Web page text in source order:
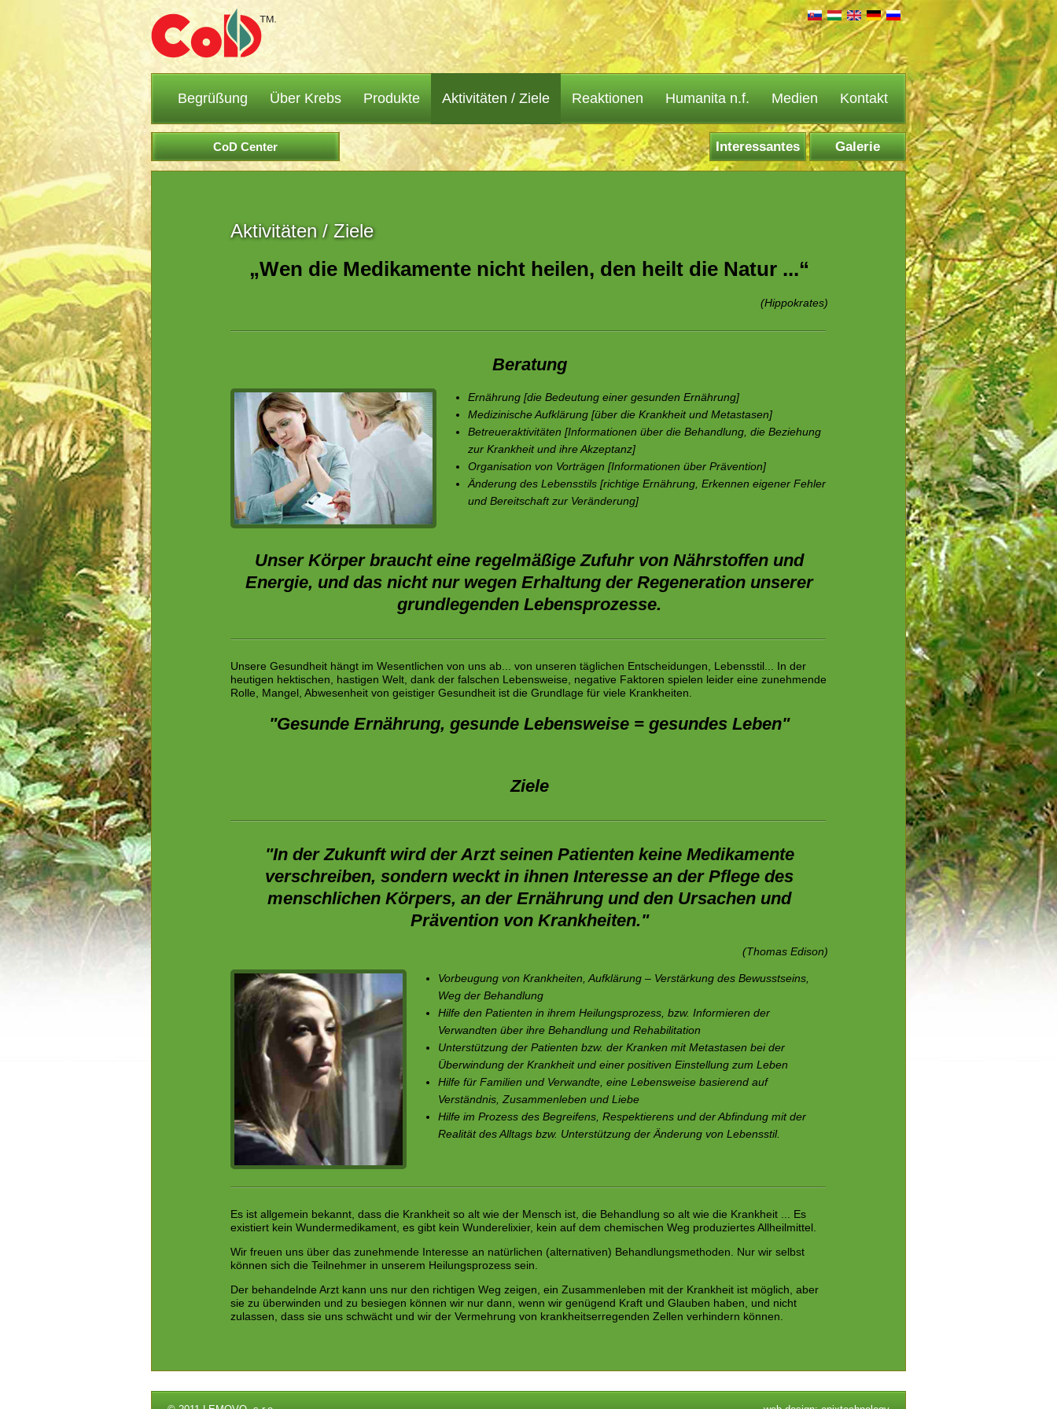
CoD Center Galerie
Interessantes
Begrüßung Über Krebs Produkte Aktivitäten / Ziele Reaktionen Humanita n.f. Medien Kontakt
Aktivitäten / Ziele
„Wen die Medikamente nicht heilen, den heilt die Natur ...“
(Hippokrates)
Beratung
Ernährung [die Bedeutung einer gesunden Ernährung]
Medizinische Aufklärung [über die Krankheit und Metastasen]
Betreueraktivitäten [Informationen über die Behandlung, die Beziehung
zur Krankheit und ihre Akzeptanz]
Organisation von Vorträgen [Informationen über Prävention]
Änderung des Lebensstils [richtige Ernährung, Erkennen eigener Fehler
und Bereitschaft zur Veränderung]
Unser Körper braucht eine regelmäßige Zufuhr von Nährstoffen und
Energie, und das nicht nur wegen Erhaltung der Regeneration unserer
grundlegenden Lebensprozesse.
Unsere Gesundheit hängt im Wesentlichen von uns ab... von unseren täglichen Entscheidungen, Lebensstil... In der
heutigen hektischen, hastigen Welt, dank der falschen Lebensweise, negative Faktoren spielen leider eine zunehmende
Rolle, Mangel, Abwesenheit von geistiger Gesundheit ist die Grundlage für viele Krankheiten.
"Gesunde Ernährung, gesunde Lebensweise = gesundes Leben"
Ziele
"In der Zukunft wird der Arzt seinen Patienten keine Medikamente
verschreiben, sondern weckt in ihnen Interesse an der Pflege des
menschlichen Körpers, an der Ernährung und den Ursachen und
Prävention von Krankheiten."
(Thomas Edison)
Vorbeugung von Krankheiten, Aufklärung – Verstärkung des Bewusstseins,
Weg der Behandlung
Hilfe den Patienten in ihrem Heilungsprozess, bzw. Informieren der
Verwandten über ihre Behandlung und Rehabilitation
Unterstützung der Patienten bzw. der Kranken mit Metastasen bei der
Überwindung der Krankheit und einer positiven Einstellung zum Leben
Hilfe für Familien und Verwandte, eine Lebensweise basierend auf
Verständnis, Zusammenleben und Liebe
Hilfe im Prozess des Begreifens, Respektierens und der Abfindung mit der
Realität des Alltags bzw. Unterstützung der Änderung von Lebensstil.
Es ist allgemein bekannt, dass die Krankheit so alt wie der Mensch ist, die Behandlung so alt wie die Krankheit ... Es
existiert kein Wundermedikament, es gibt kein Wunderelixier, kein auf dem chemischen Weg produziertes Allheilmittel.
Wir freuen uns über das zunehmende Interesse an natürlichen (alternativen) Behandlungsmethoden. Nur wir selbst
können sich die Teilnehmer in unserem Heilungsprozess sein.
Der behandelnde Arzt kann uns nur den richtigen Weg zeigen, ein Zusammenleben mit der Krankheit ist möglich, aber
sie zu überwinden und zu besiegen können wir nur dann, wenn wir genügend Kraft und Glauben haben, und nicht
zulassen, dass sie uns schwächt und wir der Vermehrung von krankheitserregenden Zellen verhindern können.